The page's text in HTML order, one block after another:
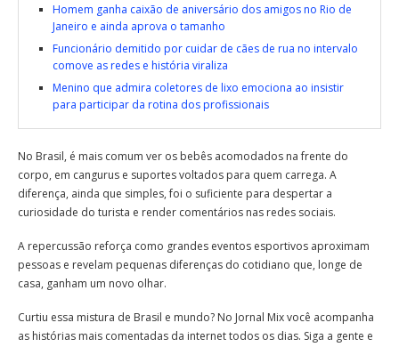
Homem ganha caixão de aniversário dos amigos no Rio de
Janeiro e ainda aprova o tamanho
Funcionário demitido por cuidar de cães de rua no intervalo
comove as redes e história viraliza
Menino que admira coletores de lixo emociona ao insistir
para participar da rotina dos profissionais
No Brasil, é mais comum ver os bebês acomodados na frente do
corpo, em cangurus e suportes voltados para quem carrega. A
diferença, ainda que simples, foi o suficiente para despertar a
curiosidade do turista e render comentários nas redes sociais.
A repercussão reforça como grandes eventos esportivos aproximam
pessoas e revelam pequenas diferenças do cotidiano que, longe de
casa, ganham um novo olhar.
Curtiu essa mistura de Brasil e mundo? No Jornal Mix você acompanha
as histórias mais comentadas da internet todos os dias. Siga a gente e